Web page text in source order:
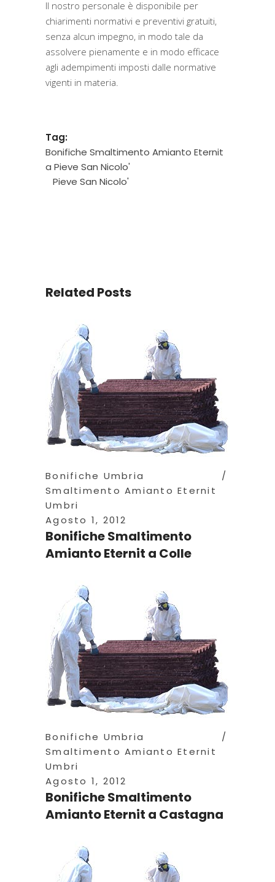
Il nostro personale è disponibile per
chiarimenti normativi e preventivi gratuiti,
senza alcun impegno, in modo tale da
assolvere pienamente e in modo efficace
agli adempimenti imposti dalle normative
vigenti in materia.
Tag:
Bonifiche Smaltimento Amianto Eternit
a Pieve San Nicolo'
Pieve San Nicolo'
Related Posts
Bonifiche Umbria
Smaltimento Amianto Eternit
Umbri
Agosto 1, 2012
Bonifiche Smaltimento
Amianto Eternit a Colle
Bonifiche Umbria
Smaltimento Amianto Eternit
Umbri
Agosto 1, 2012
Bonifiche Smaltimento
Amianto Eternit a Castagna